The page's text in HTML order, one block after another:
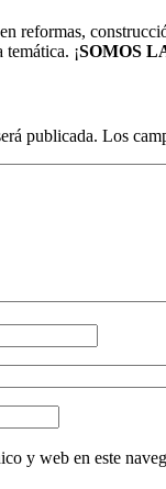
reformas,
temática. ¡SOMOS
publicada. Los
y web en este